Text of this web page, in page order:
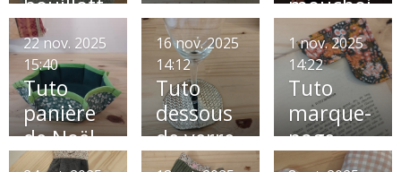
e
rs
Tuto
panière
de Noël
22 nov. 2025
15:40
Tuto
dessous
de verre
à
16 nov. 2025
14:12
Tuto
marque-
page
1 nov. 2025
14:22